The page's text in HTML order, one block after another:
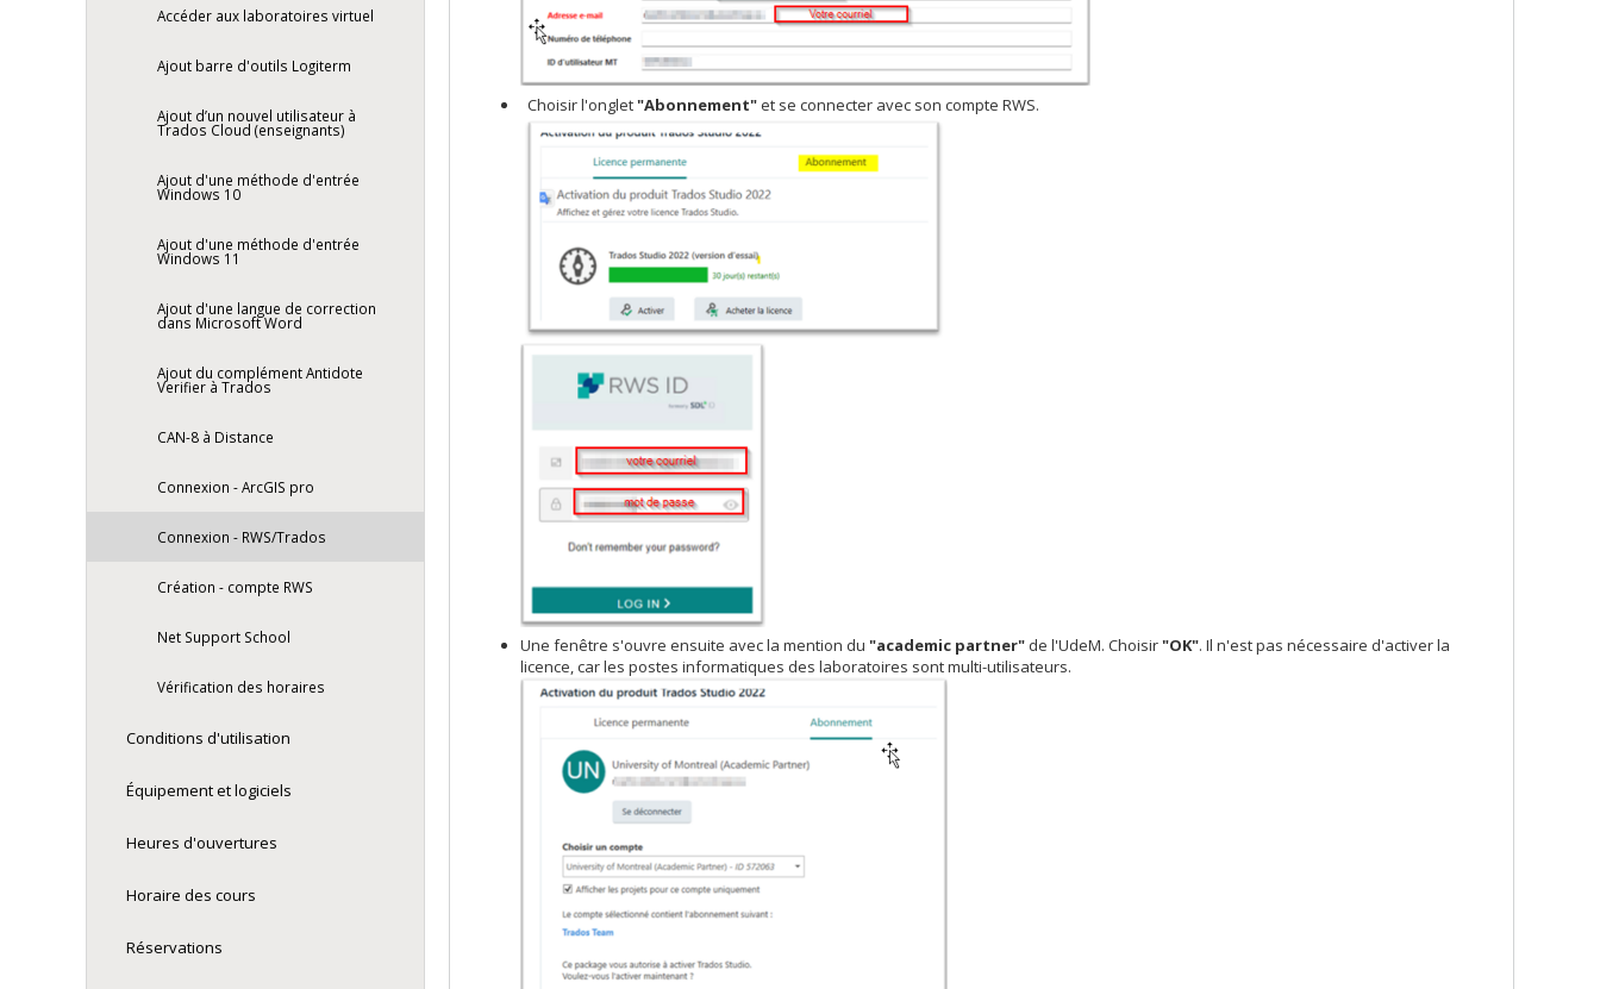
Choisir l'onglet"Abonnement"et se connecter avec son compte RWS.
Une fenêtre s'ouvre ensuite avec la mention du "academic partner" de l'UdeM. Choisir"OK". Il n'est pas nécessaire d'activer la
licence, car les postes informatiques des laboratoires sont multi-utilisateurs.
Accéder aux laboratoires virtuel
Ajout barre d'outils Logiterm
Ajout d’un nouvel utilisateur à
Trados Cloud (enseignants)
Ajout d'une méthode d'entrée
Windows 10
Ajout d'une méthode d'entrée
Windows 11
Ajout d'une langue de correction
dans Microsoft Word
Ajout du complément Antidote
Verifier à Trados
CAN-8 à Distance
Connexion - ArcGIS pro
Connexion - RWS/Trados
Création - compte RWS
Net Support School
Vérification des horaires
Conditions d'utilisation
Équipement et logiciels
Heures d'ouvertures
Horaire des cours
Réservations